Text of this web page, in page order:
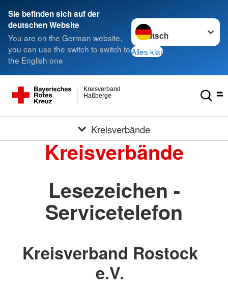
Sie befinden sich auf der
deutschen Website
You are on the German website,
you can use the switch to switch to
the English one
Sprache wechseln zu
Alles klar
Haßberge
Kreisverband
Kreisverbände
Kreisverbände
Lesezeichen -
Servicetelefon
Kreisverband Rostock
e.V.